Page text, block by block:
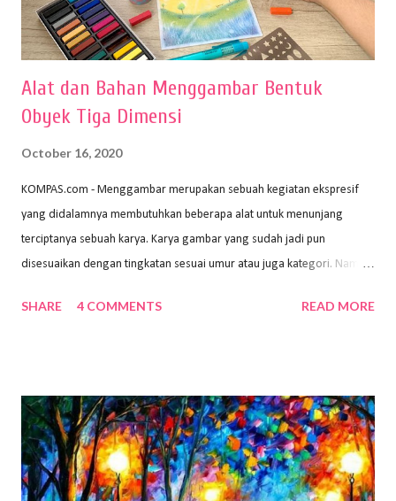
Alat dan Bahan Menggambar Bentuk
Obyek Tiga Dimensi
October 16, 2020
KOMPAS.com - Menggambar merupakan sebuah kegiatan ekspresif
yang didalamnya membutuhkan beberapa alat untuk menunjang
terciptanya sebuah karya. Karya gambar yang sudah jadi pun
disesuaikan dengan tingkatan sesuai umur atau juga kategori. Namun,
sehingga hasilnya bisa dilihat. Peran alat dan bahan sangat
memiliki spesifikasi berbeda sesuai jenisnya. Berikut peralatan
menggambar bentuk: 1. Kertas Gambar Kegiatan menggambar
membutuhkan kertas yang baik agar proses pembuatan gambar lebih
nyaman dan maksimal. Bahan kertas yang baik salah satu syaratnya
SHARE 4 COMMENTS READ MORE